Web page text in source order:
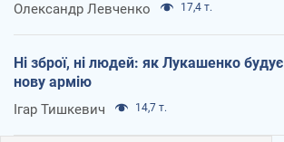
Олександр Левченко 17,4 т.
Ні зброї, ні людей: як Лукашенко будує
нову армію
Ігар Тишкевич 14,7 т.